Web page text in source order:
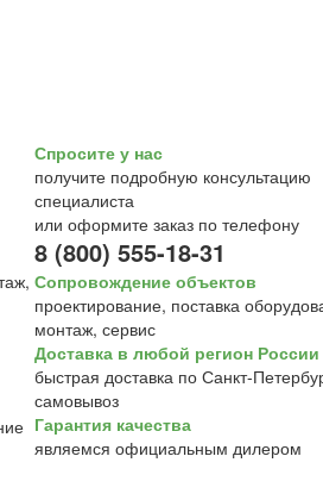
Спросите у нас
получите подробную консультацию
специалиста
или оформите заказ по телефону
8 (800) 555-18-31
Сопровождение объектов
проектирование, поставка
монтаж, сервис
Доставка в любой регион России
быстрая доставка по Санкт-
самовывоз
Гарантия качества
являемся официальным дилером